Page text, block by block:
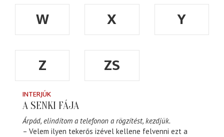
W
X
Y
Z
ZS
INTERJÚK
A SENKI FÁJA
Árpád, elindítom a telefonon a rögzítést, kezdjük.
– Velem ilyen tekerős izével kellene felvenni ezt a